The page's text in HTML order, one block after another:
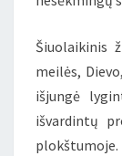
Šiuolaikinis
meilės,
išjungė
išvardintų